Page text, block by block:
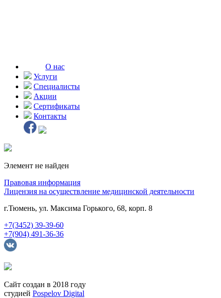
О нас
Услуги
Специалисты
Акции
Сертификаты
Контакты
Элемент не найден
Правовая информация
Лицензия на осуществление медицинской деятельности
г.Тюмень, ул. Максима Горького, 68, корп. 8
+7(3452) 39-39-60
+7(904) 491-36-36
Сайт создан в 2018 году
студией Pospelov Digital